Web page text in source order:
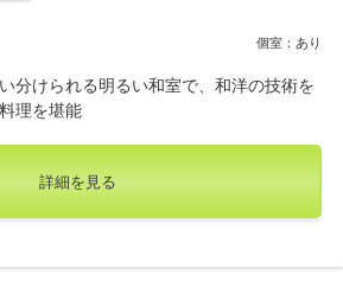
個室：あり
分けられる明るい和室で、和洋の技術を
理を堪能
詳細を見る